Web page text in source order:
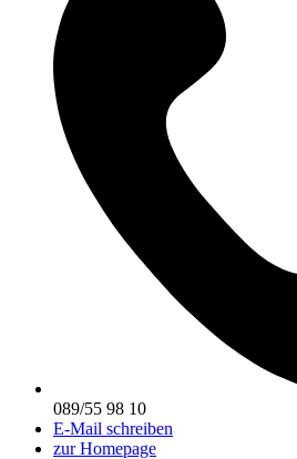
089/55 98 10
E-Mail schreiben
zur Homepage